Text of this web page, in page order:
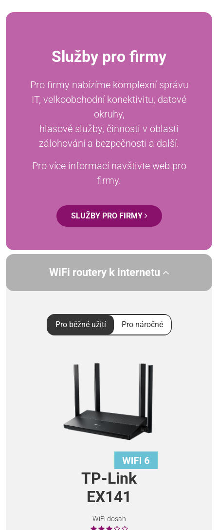
Služby pro firmy
Pro firmy nabízíme komplexní správu
IT, velkoobchodní konektivitu, datové
okruhy,
hlasové služby, činnosti v oblasti
zálohování a bezpečnosti a další.
Pro více informací navštivte web pro
firmy.
SLUŽBY PRO FIRMY
WiFi routery k internetu
Pro běžné užití Pro náročné
TP-Link
EX141
WiFi dosah